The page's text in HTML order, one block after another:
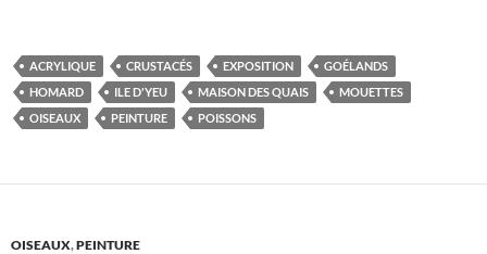
ACRYLIQUE CRUSTACÉS EXPOSITION
GOÉLANDS
HOMARD
ILE D'YEU MAISON DES QUAIS
MOUETTES
OISEAUX
PEINTURE POISSONS
OISEAUX,PEINTURE